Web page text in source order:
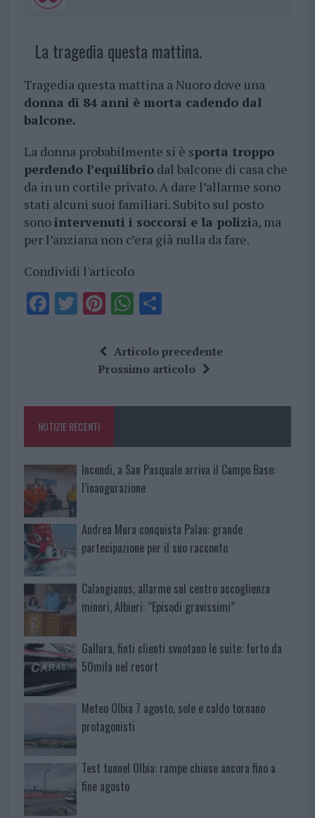
La tragedia questa mattina.
Tragedia questa mattina a Nuoro dove una
donna di 84 anni è morta cadendo dal
balcone.
La donna probabilmente si è sporta troppo
perdendo l’equilibriodal balcone di casa che
da in un cortile privato. A dare l’allarme sono
stati alcuni suoi familiari. Subito sul posto
sonointervenuti i soccorsi e la polizia, ma
per l’anziana non c’era già nulla da fare.
Condividi l'articolo
F
o
k
T Pi
te
re
W
at
s
p
S
a
re
Articolo precedente
Prossimo articolo
NOTIZIE RECENTI
Incendi, a San Pasquale arriva il Campo Base:
l’inaugurazione
Andrea Mura conquista Palau: grande
partecipazione per il suo racconto
Calangianus, allarme sul centro accoglienza
minori, Albieri: “Episodi gravissimi”
Gallura, finti clienti svuotano le suite: furto da
50mila nel resort
Meteo Olbia 7 agosto, sole e caldo tornano
protagonisti
Test tunnel Olbia: rampe chiuse ancora fino a
fine agosto